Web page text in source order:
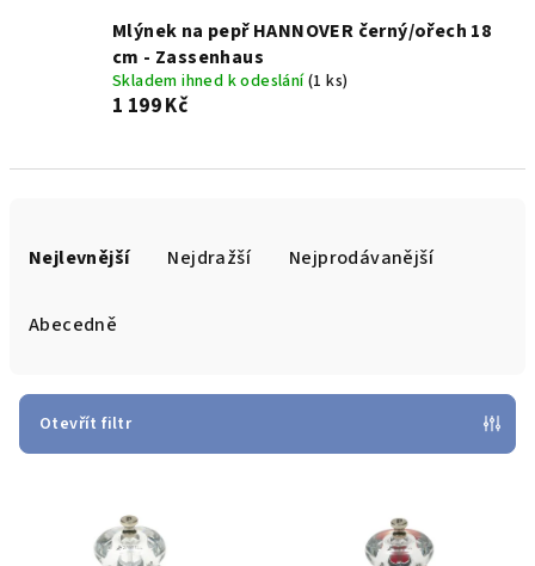
Mlýnek na pepř HANNOVER černý/ořech 18
cm - Zassenhaus
Skladem ihned k odeslání(1 ks)
1 199 Kč
r
Nejlevnější Nejdražší Nejprodávanější
Abecedně
Otevřít filtr